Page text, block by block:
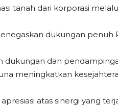
tanah dari korporasi
dukungan
dan
meningkatkan
atas sinergi yang